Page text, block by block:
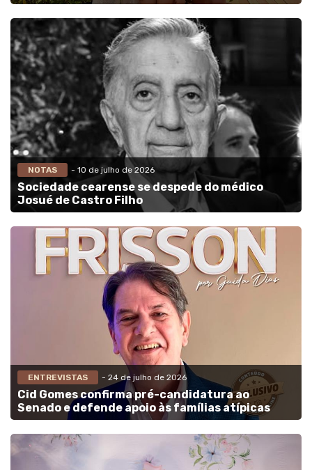
NOTAS - 10 de julho de 2026
Sociedade cearense se despede do médico
Josué de Castro Filho
ENTREVISTAS - 24 de julho de 2026
Cid Gomes confirma pré-candidatura ao
Senado e defende apoio às famílias atípicas